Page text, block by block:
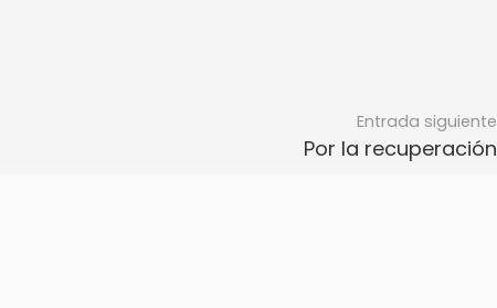
Entrada siguiente
Por la recuperación